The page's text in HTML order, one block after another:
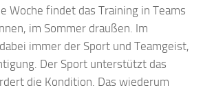
Woche findet das Training in Teams
im Sommer draußen. Im
immer der Sport und Teamgeist,
Der Sport unterstützt das
die Kondition. Das wiederum